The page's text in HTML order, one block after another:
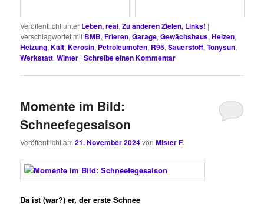
Veröffentlicht unter Leben, real,Zu anderen Zielen, Links! |
Verschlagwortet mit BMB,Frieren,Garage,Gewächshaus,Heizen,
Heizung,Kalt,Kerosin, Petroleumofen, R95,Sauerstoff,Tonysun,
Werkstatt,Winter |Schreibe einen Kommentar
Momente im Bild:
Schneefegesaison
Veröffentlicht am21. November 2024vonMister F.
Da ist (war?) er, der erste Schnee